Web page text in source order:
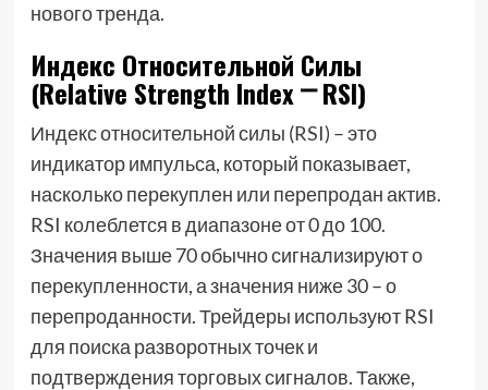
нового тренда.
Индекс Относительной Силы
(Relative Strength Index ⎻ RSI)
Индекс относительной силы (RSI) – это
индикатор импульса, который показывает,
насколько перекуплен или перепродан актив.
RSI колеблется в диапазоне от 0 до 100.
Значения выше 70 обычно сигнализируют о
перекупленности, а значения ниже 30 – о
перепроданности. Трейдеры используют RSI
для поиска разворотных точек и
подтверждения торговых сигналов. Также,